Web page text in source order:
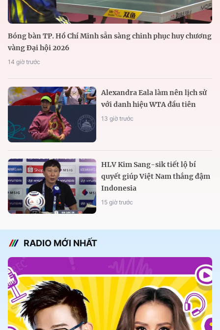
Bóng bàn TP. Hồ Chí Minh sẵn sàng chinh phục huy chương
vàng Đại hội 2026
14 giờ trước
Alexandra Eala làm nên lịch sử
với danh hiệu WTA đầu tiên
13 giờ trước
HLV Kim Sang-sik tiết lộ bí
quyết giúp Việt Nam thắng đậm
Indonesia
15 giờ trước
RADIO MỚI NHẤT